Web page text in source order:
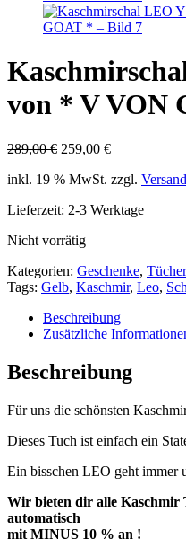
von * V VON
289,00€ Ursprünglicher
war:
259,00 €Aktueller
ist:
inkl. 19 % MwSt. zzgl.
Lieferzeit: 2-3 Werktage
Nicht vorrätig
Kategorien: Geschenke,
Tags: Gelb, Kaschmir, Leo,
Beschreibung
Zusätzliche
Beschreibung
Für uns die schönsten
Dieses Tuch ist einfach ein
Ein bisschen LEO geht immer
Wir bieten dir alle
automatisch
mit MINUS 10 % an !